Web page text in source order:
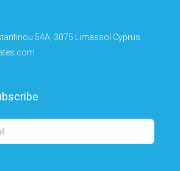
54A, 3075 Limassol Cyprus